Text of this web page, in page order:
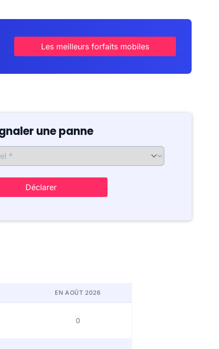
Les meilleurs forfaits mobiles
une panne
Déclarer
EN AOÛT 2026
0